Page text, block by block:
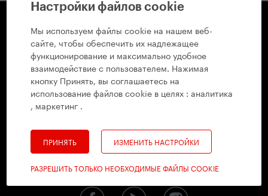
Настройки файлов cookie
Мы используем файлы cookie на нашем веб-
сайте, чтобы обеспечить их надлежащее
функционирование и максимально удобное
взаимодействие с пользователем. Нажимая
кнопку Принять, вы соглашаетесь на
использование файлов cookie в целях :аналитика
, маркетинг .
ПРИНЯТЬ ИЗМЕНИТЬ НАСТРОЙКИ
РАЗРЕШИТЬ ТОЛЬКО НЕОБХОДИМЫЕ ФАЙЛЫ COOKIE
Yedoo
+420 737 279 592 info@yedoo.eu
Салон и Продажа
Radlická 80, 150 00 Praha 5, Чехия
+420 737 279 592
info@yedoo.eu
Пон–Пят 8:30–16:00
Мы в социальных сетях